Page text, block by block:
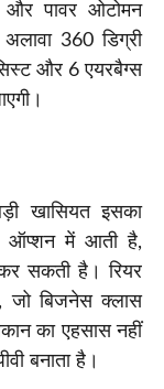
और पावर ओटोमन
360 डिग्री
और 6 एयरबैग्स
खासियत इसका
ऑप्शन में आती है,
सकती है। रियर
जो बिजनेस क्लास
का एहसास नहीं
बनाता है।